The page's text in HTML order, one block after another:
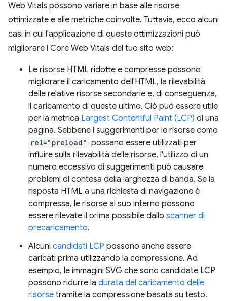
Web Vitals possono variare in base alle risorse
ottimizzate e alle metriche coinvolte. Tuttavia, ecco alcuni
casi in cui l'applicazione di queste ottimizzazioni può
migliorare i Core Web Vitals del tuo sito web:
Le risorse HTML ridotte e compresse possono
migliorare il caricamento dell'HTML, la rilevabilità
delle relative risorse secondarie e, di conseguenza,
il caricamento di queste ultime. Ciò può essere utile
per la metrica Largest Contentful Paint (LCP) di una
pagina. Sebbene i suggerimenti per le risorse come
rel="preload" possano essere utilizzati per
influire sulla rilevabilità delle risorse, l'utilizzo di un
numero eccessivo di suggerimenti può causare
problemi di contesa della larghezza di banda. Se la
risposta HTML a una richiesta di navigazione è
compressa, le risorse al suo interno possono
essere rilevate il prima possibile dallo scanner di
precaricamento.
Alcuni candidati LCP possono anche essere
caricati prima utilizzando la compressione. Ad
esempio, le immagini SVG che sono candidate LCP
possono ridurre la durata del caricamento delle
risorse tramite la compressione basata su testo.